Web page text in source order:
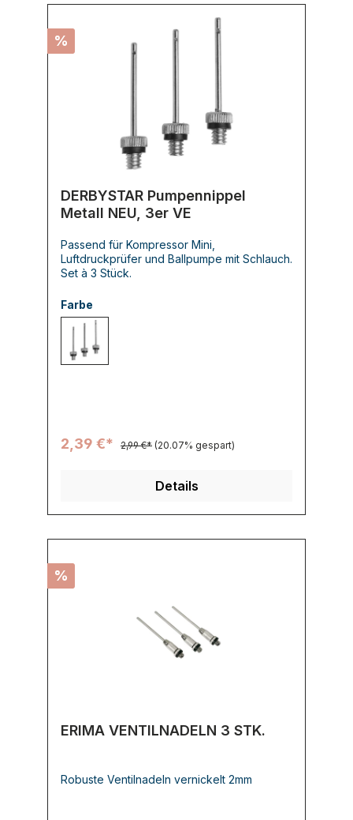
%
DERBYSTAR Pumpennippel
Metall NEU, 3er VE
Passend für Kompressor Mini,
Luftdruckprüfer und Ballpumpe mit Schlauch.
Set à 3 Stück.
Farbe
000 -
2,39 €* 2,99 €* (20.07% gespart)
Details
%
ERIMA VENTILNADELN 3 STK.
Robuste Ventilnadeln vernickelt 2mm